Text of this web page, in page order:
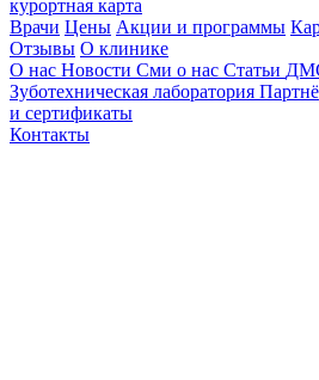
курортная карта
Врачи Цены Акции и программы
Отзывы О клинике
О нас Новости Сми о нас Статьи
Зуботехническая лаборатория
и сертификаты
Контакты